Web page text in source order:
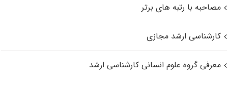
مصاحبه با رتبه های برتر
کارشناسی ارشد مجازی
معرفی گروه علوم انسانی کارشناسی ارشد